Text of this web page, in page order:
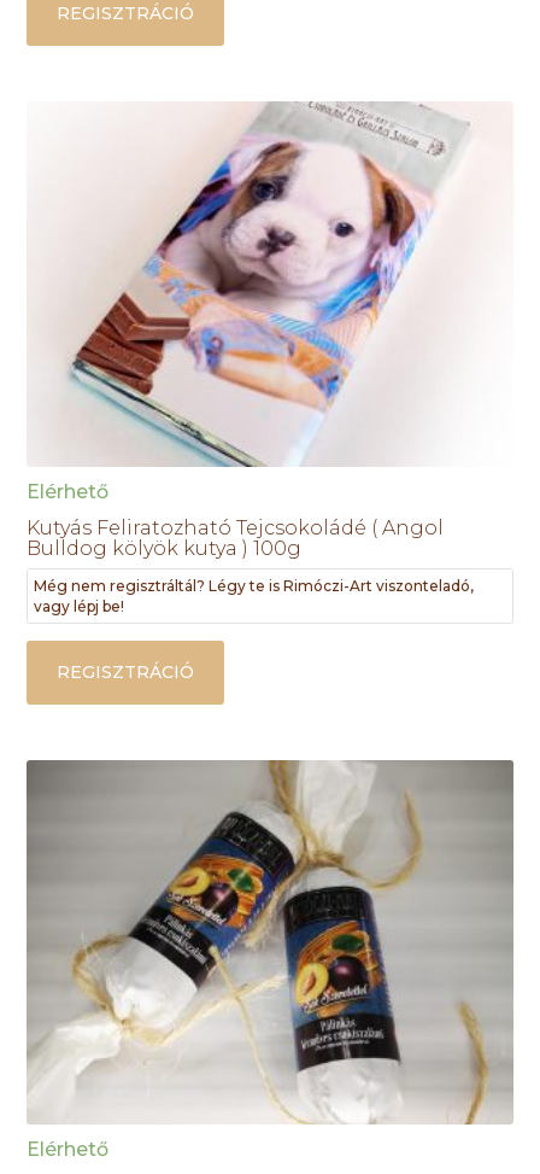
REGISZTRÁCIÓ
Elérhető
Kutyás Feliratozható Tejcsokoládé ( Angol
Bulldog kölyök kutya ) 100g
Még nem regisztráltál? Légy te is Rimóczi-Art viszonteladó,
vagy lépj be!
REGISZTRÁCIÓ
Elérhető